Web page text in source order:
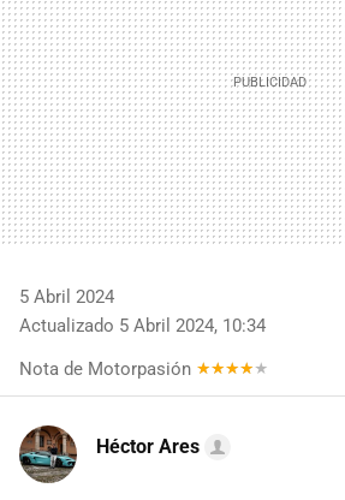
5 Abril 2024
Actualizado 5 Abril 2024, 10:34
Nota de Motorpasión
Héctor Ares